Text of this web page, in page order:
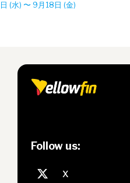
日 (水) 〜 9月18日 (金)
Follow us: